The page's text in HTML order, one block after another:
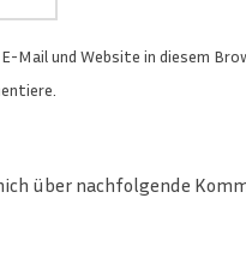
Mail und Website in diesem
über nachfolgende